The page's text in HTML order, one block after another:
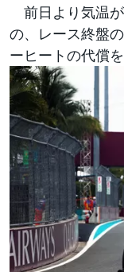
前日より気温
の、レース終盤
ーヒートの代償